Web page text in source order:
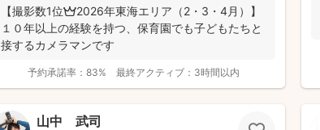
【撮影数1位👑2026年東海エリア（2・3・4月）】
１０年以上の経験を持つ、保育園でも子どもたちと
接するカメラマンです
予約承諾率： 83% 最終アクティブ： 3時間以内
山中 武司